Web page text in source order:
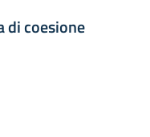
di coesione